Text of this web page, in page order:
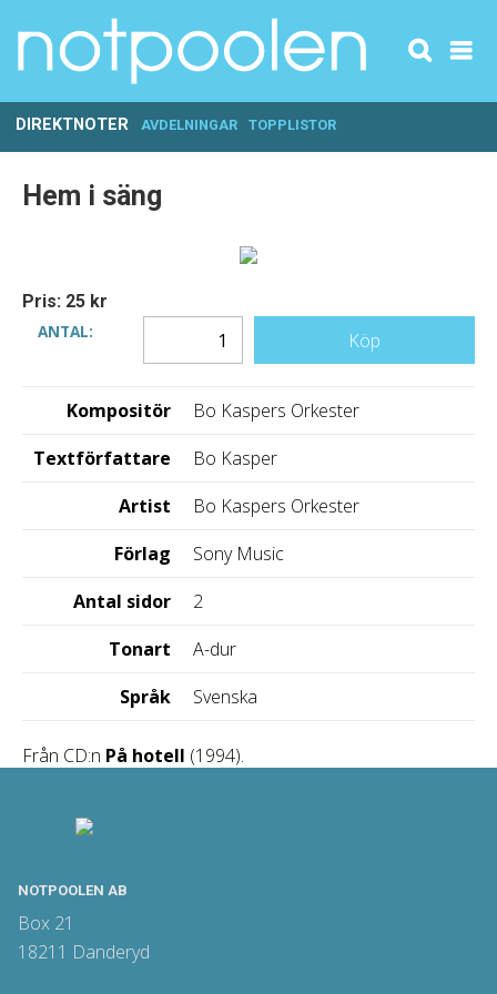
DIREKTNOTER AVDELNINGAR TOPPLISTOR
Hem i säng
Pris: 25 kr
ANTAL:
Köp
Kompositör
Bo Kaspers Orkester
Textförfattare
Bo Kasper
Artist
Bo Kaspers Orkester
Förlag
Sony Music
Antal sidor
2
Tonart
A-dur
Språk
Svenska
Från CD:n På hotell (1994).
NOTPOOLEN AB
Box 21
18211 Danderyd